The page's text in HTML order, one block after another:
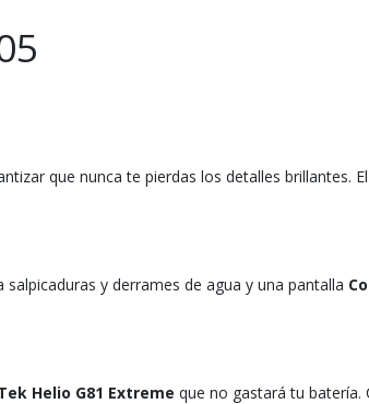
que nunca te pierdas los detalles brillantes.
y derrames de agua y una pantalla
Helio G81 Extreme que no gastará tu batería.